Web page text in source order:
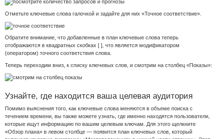
Отметьте ключевые слова галочкой и задайте для них «Точное соответствие».
Обратите внимание, что добавленные в план ключевые слова теперь
отображаются в квадратных скобках [ ], что является модификатором
(оператором) точного соответствия слова.
Теперь переходим вниз, к списку ключевых слов, и смотрим на столбец «Показы»:
Узнайте, где находится ваша целевая аудитория
Помимо выяснения того, как ключевые слова меняются в объеме поиска с
течением времени, вы также можете узнать, где именно находятся пользователи,
которые ищут информацию по вашим целевым ключам. Для этого щелкните
«Обзор плана» в левом столбце — появится план ключевых слов, который